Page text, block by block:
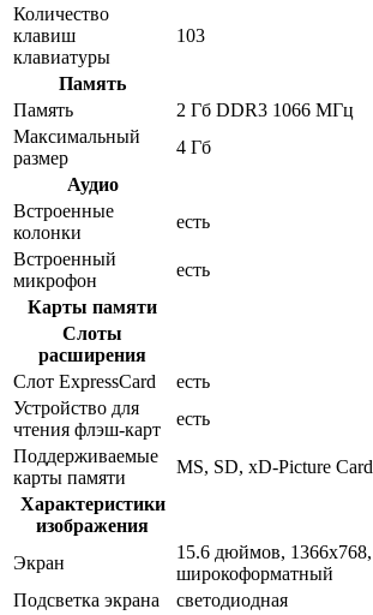
Количество
клавиш
клавиатуры
103
Память
Память
2 Гб DDR3 1066 МГц
Максимальный
размер
4 Гб
Аудио
Встроенные
колонки
есть
Встроенный
микрофон
есть
Карты памяти
Слоты
расширения
Слот ExpressCard
есть
Устройство для
чтения флэш-карт
есть
Поддерживаемые
карты памяти
MS, SD, xD-Picture Card
Характеристики
изображения
Экран
15.6 дюймов, 1366x768,
широкоформатный
Подсветка экрана
светодиодная